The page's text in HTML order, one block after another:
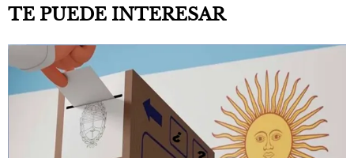
TE PUEDE INTERESAR